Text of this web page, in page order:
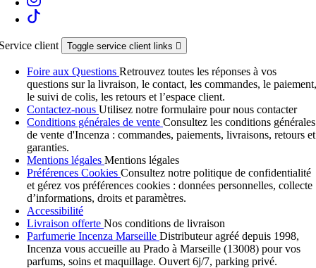
client Toggle service client links 
Foire aux Questions Retrouvez toutes les réponses à vos
questions sur la livraison, le contact, les commandes, le paiement,
le suivi de colis, les retours et l’espace client.
Contactez-nous Utilisez notre formulaire pour nous contacter
Conditions générales de vente Consultez les conditions générales
de vente d'Incenza : commandes, paiements, livraisons, retours et
garanties.
Mentions légales Mentions légales
Préférences Cookies Consultez notre politique de confidentialité
et gérez vos préférences cookies : données personnelles, collecte
d’informations, droits et paramètres.
Accessibilité
Livraison offerte Nos conditions de livraison
Parfumerie Incenza Marseille Distributeur agréé depuis 1998,
Incenza vous accueille au Prado à Marseille (13008) pour vos
parfums, soins et maquillage. Ouvert 6j/7, parking privé.